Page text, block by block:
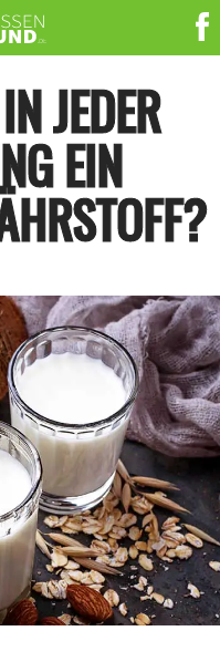
JEDER
EIN